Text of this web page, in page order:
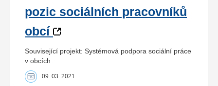
pozic sociálních pracovníků
obcí
Související projekt: Systémová podpora sociální práce
v obcích
09. 03. 2021